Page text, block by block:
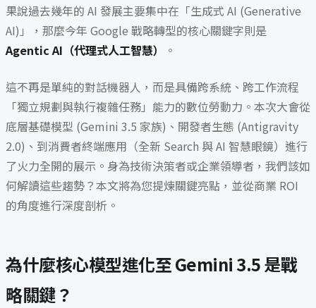
果說過去幾年的 AI 發展主要集中在「生成式 AI (Generative
AI)」，那麼今年 Google 戰略轉型的核心關鍵字則是
Agentic AI（代理式人工智慧）
。
這不再是單純的對話機器人，而是具備跨系統、跨工作流程
「獨立規劃與執行複雜任務」能力的數位勞動力。本次大會從
底層基礎模型 (Gemini 3.5 家族)、開發者生態 (Antigravity
2.0)、到消費者終端應用（全新 Search 與 AI 智慧眼鏡）進行
了火力全開的展示。身為技術決策者或企業領導者，我們該如
何解讀這些趨勢？本文將為您提煉關鍵亮點，並從商業 ROI
的角度進行深度剖析。
為什麼核心模型進化至 Gemini 3.5 是戰
略關鍵？